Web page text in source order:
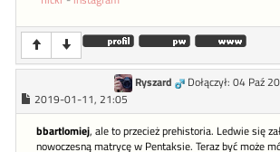
Ryszard
Dołączył: 04 Paź
2019-01-11, 21:05
bbartlomiej, ale to przecież prehistoria. Ledwie się
nowoczesną matrycę w Pentaksie. Teraz być może